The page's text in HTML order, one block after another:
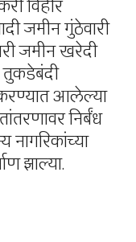
विहीर
जमीन गुंठेवारी
जमीन खरेदी
करण्यात आलेल्या
निर्बंध
झाल्या.